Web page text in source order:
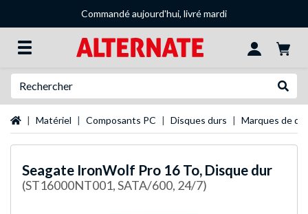
Commandé aujourd'hui, livré mardi
Page d'accueil
Matériel Composants PC Disques durs Marques de
Seagate IronWolf Pro 16 To, Disque dur
(ST16000NT001, SATA/600, 24/7)